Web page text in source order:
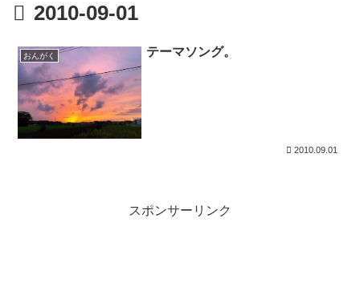
2010-09-01
おんがく テーマソング。
2010.09.01
スポンサーリンク